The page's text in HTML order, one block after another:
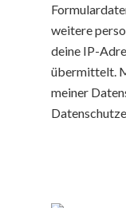
weitere
deine IP-
übermittelt.
meiner